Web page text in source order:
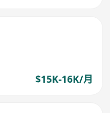
$15K-16K/月